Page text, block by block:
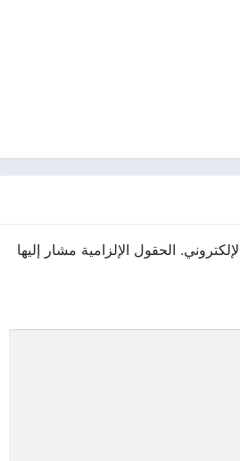
الحقول الإلزامية مشار إليها